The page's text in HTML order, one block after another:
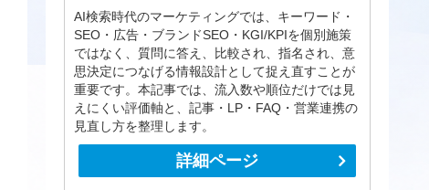
AI検索時代のマーケティングでは、キーワード・
SEO・広告・ブランドSEO・KGI/KPIを個別施策
ではなく、質問に答え、比較され、指名され、意
思決定につなげる情報設計として捉え直すことが
重要です。本記事では、流入数や順位だけでは見
えにくい評価軸と、記事・LP・FAQ・営業連携の
見直し方を整理します。
詳細ページ